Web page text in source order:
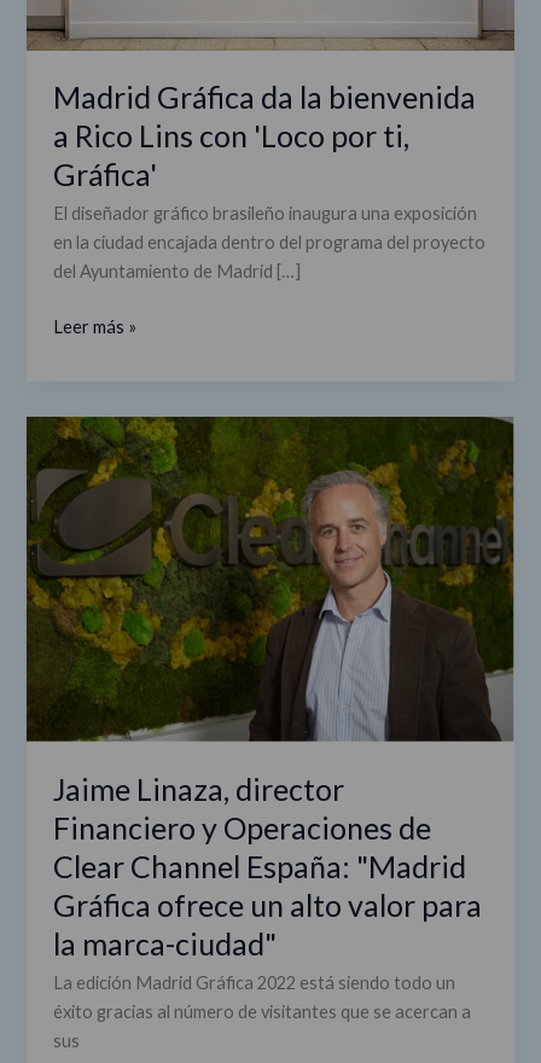
Madrid Gráfica da la bienvenida
a Rico Lins con 'Loco por ti,
Gráfica'
El diseñador gráfico brasileño inaugura una exposición
en la ciudad encajada dentro del programa del proyecto
del Ayuntamiento de Madrid […]
por
ti,
Gráfica'
Leer más »
Jaime Linaza, director
Financiero y Operaciones de
Clear Channel España: "Madrid
Gráfica ofrece un alto valor para
la marca-ciudad"
La edición Madrid Gráfica 2022 está siendo todo un
éxito gracias al número de visitantes que se acercan a
sus
Jaime
Linaza,
director
Financiero
y
Operaciones
de
Clear
Channel
España:
Gráfica
ofrece
un
alto
valor
para
la
marca-
ciudad"